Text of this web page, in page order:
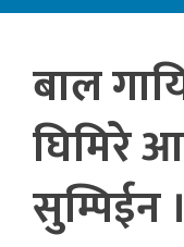
बाल
घिमिरे
सुम्पिईन ।